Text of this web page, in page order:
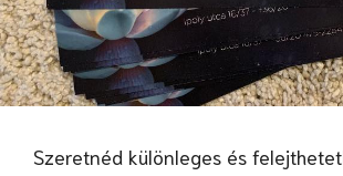
Szeretnéd különleges és